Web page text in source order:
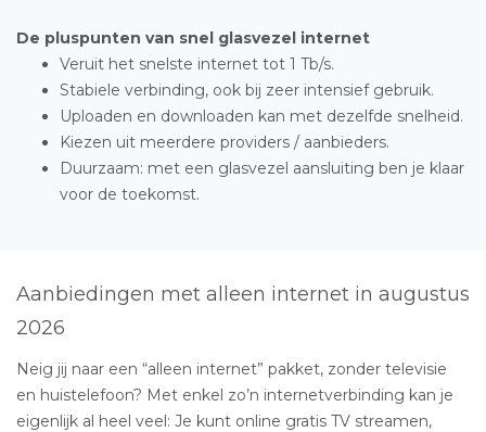
De pluspunten van snel glasvezel internet
Veruit het snelste internet tot 1 Tb/s.
Stabiele verbinding, ook bij zeer intensief gebruik.
Uploaden en downloaden kan met dezelfde snelheid.
Kiezen uit meerdere providers / aanbieders.
Duurzaam: met een glasvezel aansluiting ben je klaar
voor de toekomst.
Aanbiedingen met alleen internet in augustus
2026
Neig jij naar een “alleen internet” pakket, zonder televisie
en huistelefoon? Met enkel zo’n internetverbinding kan je
eigenlijk al heel veel: Je kunt online gratis TV streamen,